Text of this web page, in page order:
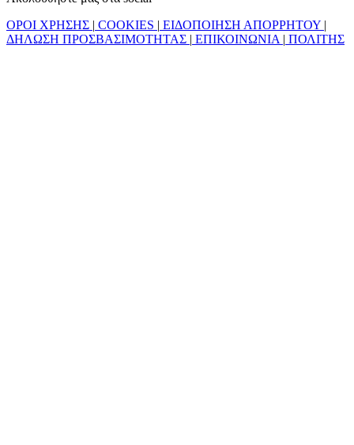
ΟΡΟΙ ΧΡΗΣΗΣ | COOKIES | ΕΙΔΟΠΟΙΗΣΗ ΑΠΟΡΡΗΤΟΥ |
ΔΗΛΩΣΗ ΠΡΟΣΒΑΣΙΜΟΤΗΤΑΣ | ΕΠΙΚΟΙΝΩΝΙΑ | ΠΟΛΙΤΗΣ